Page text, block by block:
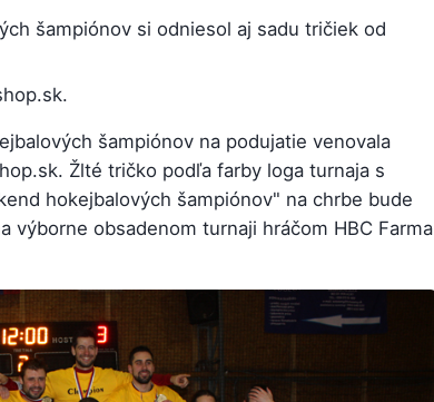
šampiónov si odniesol aj sadu tričiek od
šampiónov na podujatie venovala
Žlté tričko podľa farby loga turnaja s
hokejbalových šampiónov" na chrbe bude
výborne obsadenom turnaji hráčom HBC Farma